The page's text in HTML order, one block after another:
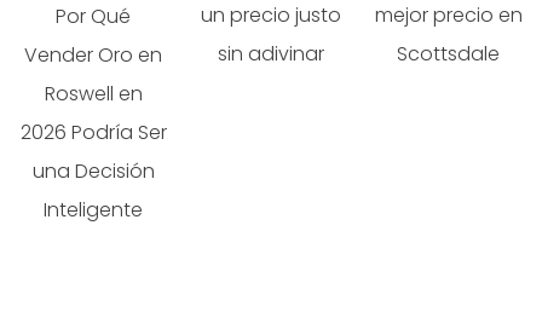
Por Qué
Vender Oro en
Roswell en
2026 Podría Ser
una Decisión
Inteligente
un precio justo
sin adivinar
mejor precio en
Scottsdale